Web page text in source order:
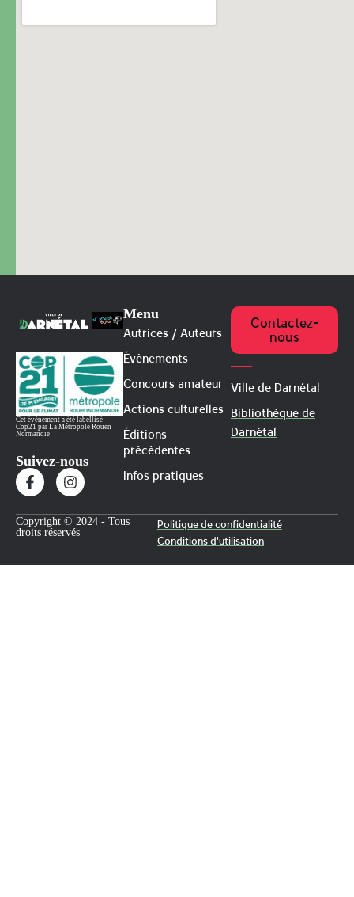
Cet évènement a été labellisé
Cop21 par La Métropole Rouen
Normandie
Suivez-nous
Menu
Autrices / Auteurs
Évènements
Concours amateur
Actions culturelles
Éditions
précédentes
Infos pratiques
Contactez-
nous
Ville de Darnétal
Bibliothèque de
Darnétal
Copyright © 2024 - Tous
droits réservés
Politique de confidentialité
Conditions d'utilisation